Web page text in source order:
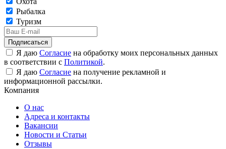
Рыбалка
Туризм
Подписаться
Я даю Согласие на обработку моих персональных данных
в соответствии с Политикой.
Я даю Согласие на получение рекламной и
информационной рассылки.
Компания
О нас
Адреса и контакты
Вакансии
Новости и Статьи
Отзывы